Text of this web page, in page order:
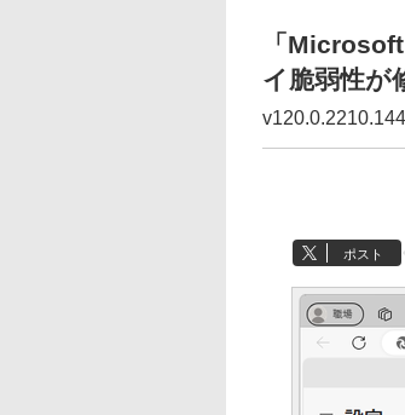
「
イ脆弱性が
ポスト